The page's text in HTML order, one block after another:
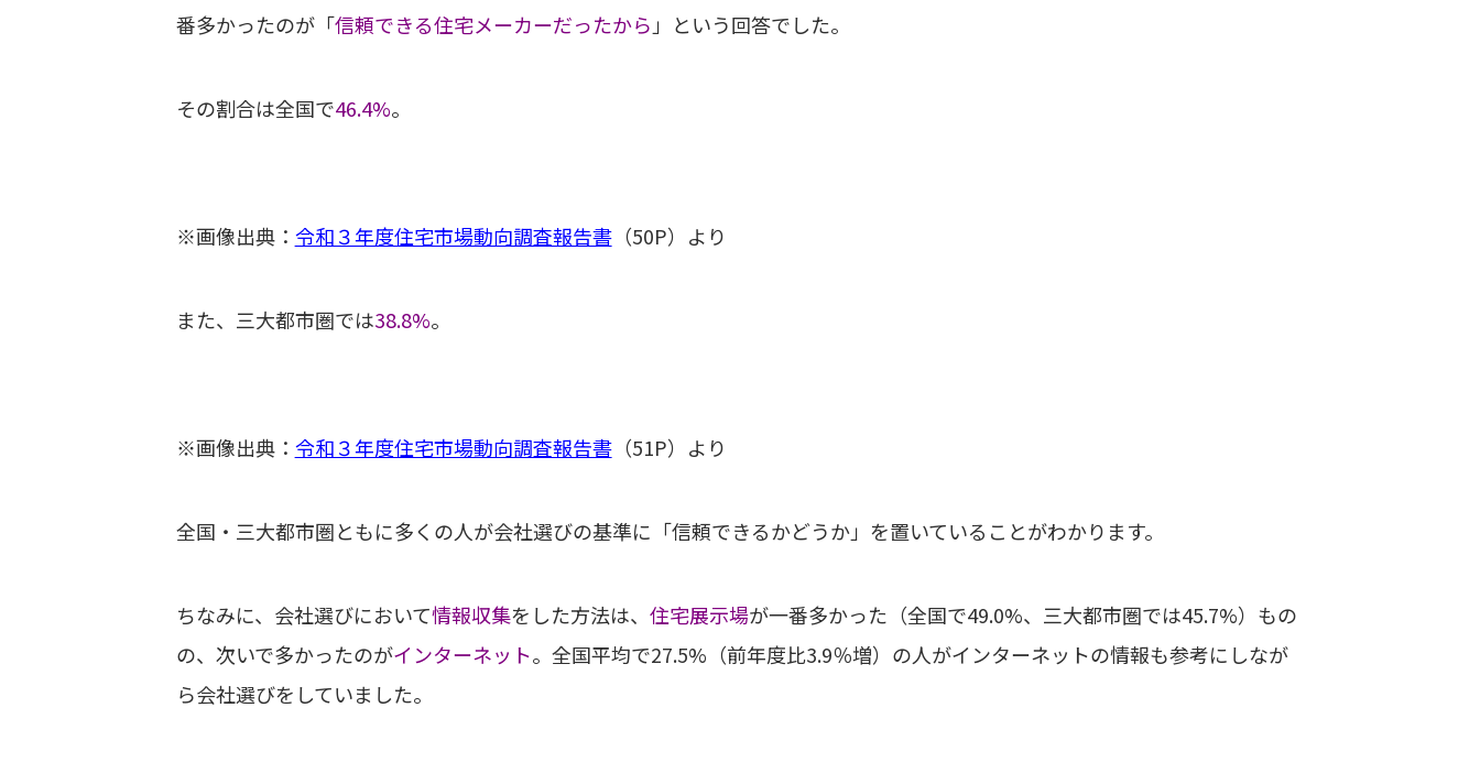
番多かったのが「信頼できる住宅メーカーだったから 」という回答でした。
その割合は全国で46.4%。
※画像出典： 令和３年度住宅市場動向調査報告書（50P）より
また、三大都市圏では38.8%。
※画像出典： 令和３年度住宅市場動向調査報告書（51P）より
全国・三大都市圏ともに多くの人が会社選びの基準に「信頼できるかどうか」を置いていることがわかります。
ちなみに、会社選びにおいて情報収集をした方法は、 住宅展示場が一番多かった（全国で49.0%、三大都市圏では45.7%）もの
の、次いで多かったのがインターネット。全国平均で27.5%（前年度比3.9％増）の人がインターネットの情報も参考にしなが
ら会社選びをしていました。